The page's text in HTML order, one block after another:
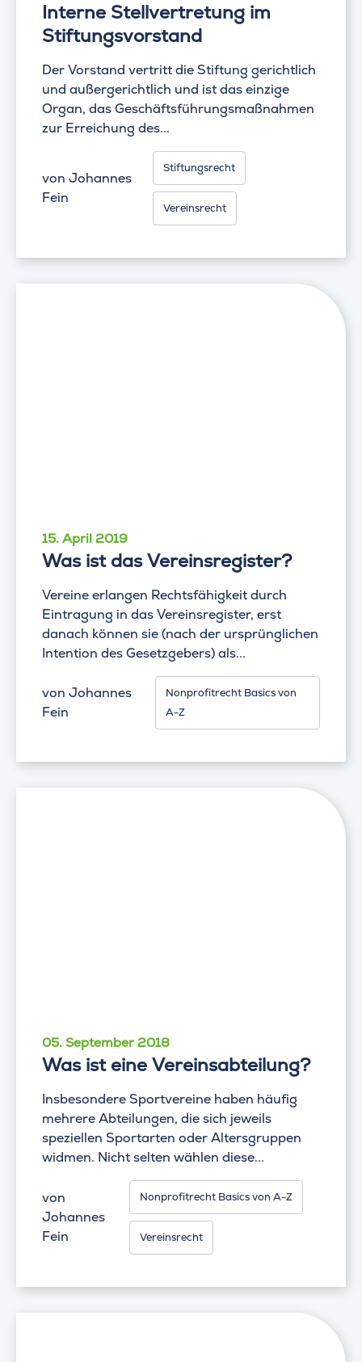
Interne Stellvertretung im
Stiftungsvorstand
Der Vorstand vertritt die Stiftung gerichtlich
und außergerichtlich und ist das einzige
Organ, das Geschäftsführungsmaßnahmen
zur Erreichung des...
von Johannes
Fein
Stiftungsrecht
Vereinsrecht
15. April 2019
Was ist das Vereinsregister?
Vereine erlangen Rechtsfähigkeit durch
Eintragung in das Vereinsregister, erst
danach können sie (nach der ursprünglichen
Intention des Gesetzgebers) als...
von Johannes
Fein
Nonprofitrecht Basics von
A-Z
05. September 2018
Was ist eine Vereinsabteilung?
Insbesondere Sportvereine haben häufig
mehrere Abteilungen, die sich jeweils
speziellen Sportarten oder Altersgruppen
widmen. Nicht selten wählen diese...
von
Johannes
Fein
Nonprofitrecht Basics von A-Z
Vereinsrecht